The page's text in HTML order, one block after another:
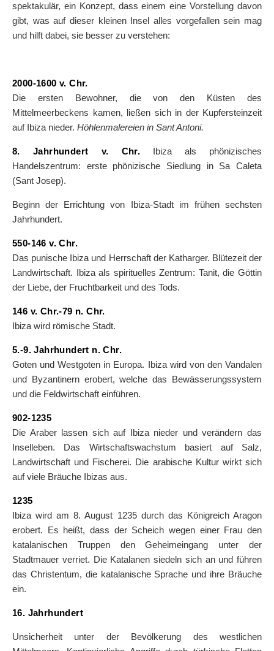
spektakulär, ein Konzept, dass einem eine Vorstellung davon
gibt, was auf dieser kleinen Insel alles vorgefallen sein mag
und hilft dabei, sie besser zu verstehen:
2000-1600 v. Chr.
Die ersten Bewohner, die von den Küsten des
Mittelmeerbeckens kamen, ließen sich in der Kupfersteinzeit
auf Ibiza nieder. Höhlenmalereien in Sant Antoni.
8. Jahrhundert v. Chr. Ibiza als phönizisches
Handelszentrum: erste phönizische Siedlung in Sa Caleta
(Sant Josep).
Beginn der Errichtung von Ibiza-Stadt im frühen sechsten
Jahrhundert.
550-146 v. Chr.
Das punische Ibiza und Herrschaft der Katharger. Blütezeit der
Landwirtschaft. Ibiza als spirituelles Zentrum: Tanit, die Göttin
der Liebe, der Fruchtbarkeit und des Tods.
146 v. Chr.-79 n. Chr.
Ibiza wird römische Stadt.
5.-9. Jahrhundert n. Chr.
Goten und Westgoten in Europa. Ibiza wird von den Vandalen
und Byzantinern erobert, welche das Bewässerungssystem
und die Feldwirtschaft einführen.
902-1235
Die Araber lassen sich auf Ibiza nieder und verändern das
Inselleben. Das Wirtschaftswachstum basiert auf Salz,
Landwirtschaft und Fischerei. Die arabische Kultur wirkt sich
auf viele Bräuche Ibizas aus.
1235
Ibiza wird am 8. August 1235 durch das Königreich Aragon
erobert. Es heißt, dass der Scheich wegen einer Frau den
katalanischen Truppen den Geheimeingang unter der
Stadtmauer verriet. Die Katalanen siedeln sich an und führen
das Christentum, die katalanische Sprache und ihre Bräuche
ein.
16. Jahrhundert
Unsicherheit unter der Bevölkerung des westlichen